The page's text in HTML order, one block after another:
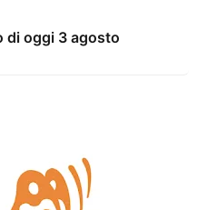
di oggi 3 agosto